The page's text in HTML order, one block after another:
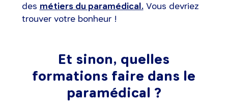
des métiers du paramédical.Vous devriez
trouver votre bonheur !
Et sinon, quelles
formations faire dans le
paramédical ?